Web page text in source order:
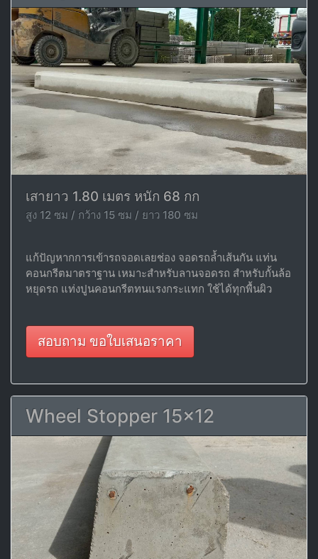
เสายาว 1.80 เมตร หนัก 68 กก
สูง 12 ซม / กว้าง 15 ซม / ยาว 180 ซม
แก้ปัญหากการเข้ารถจอดเลยช่อง จอดรถล้ำเส้นกัน แท่น
คอนกรีตมาตราฐาน เหมาะสำหรับลานจอดรถ สำหรับกั้นล้อ
หยุดรถ แท่งปูนคอนกรีตทนแรงกระแทก ใช้ได้ทุกพื้นผิว
สอบถาม ขอใบเสนอราคา
Wheel Stopper 15x12